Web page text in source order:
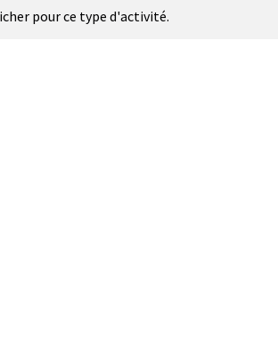
pour ce type d'activité.